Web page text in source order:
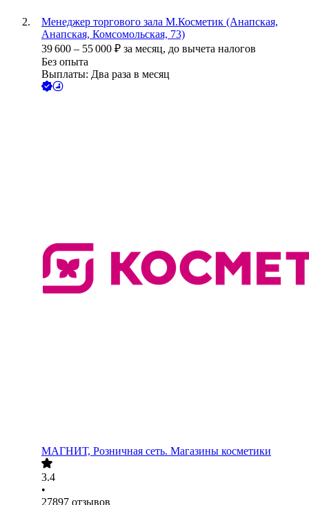
Менеджер торгового зала М.Косметик (Анапская,
Анапская, Комсомольская, 73)
39 600 – 55 000 ₽ за месяц, до вычета налогов
Без опыта
Выплаты: Два раза в месяц
МАГНИТ, Розничная сеть. Магазины косметики
3.4
•
27897 отзывов